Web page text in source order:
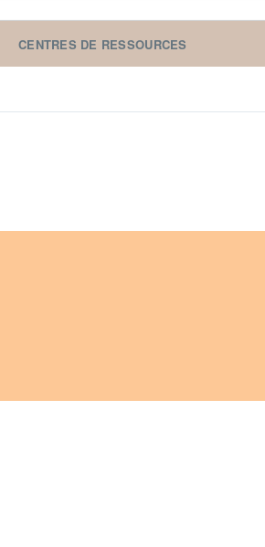
CENTRES DE RESSOURCES